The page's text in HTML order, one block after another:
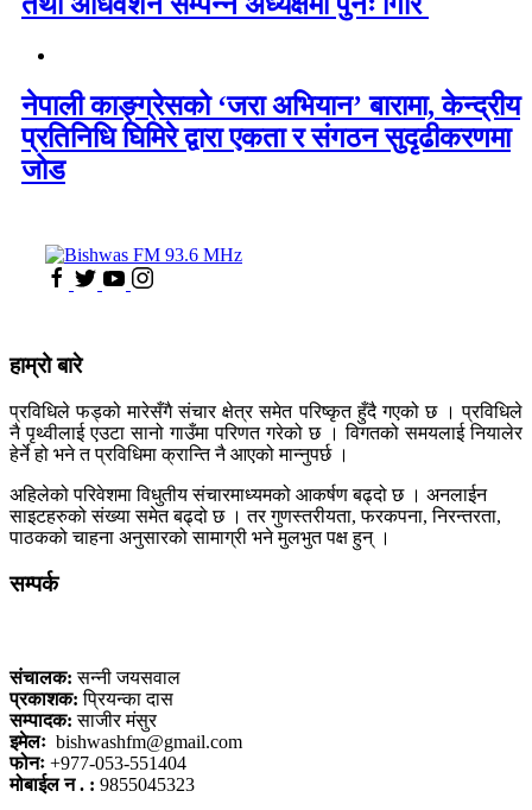
नेपाली काङ्ग्रेसको ‘जरा अभियान’ बारामा, केन्द्रीय
प्रतिनिधि घिमिरे द्वारा एकता र संगठन सुदृढीकरणमा
जोड
हाम्रो बारे
प्रविधिले फड्को मारेसँगै संचार क्षेत्र समेत परिष्कृत हुँदै गएको छ । प्रविधिले
नै पृथ्वीलाई एउटा सानो गाउँमा परिणत गरेको छ । विगतको समयलाई नियालेर
हेर्ने हो भने त प्रविधिमा क्रान्ति नै आएको मान्नुपर्छ ।
अहिलेको परिवेशमा विधुतीय संचारमाध्यमको आकर्षण बढ्दो छ । अनलाईन
साइटहरुको संख्या समेत बढ्दो छ । तर गुणस्तरीयता, फरकपना, निरन्तरता,
पाठकको चाहना अनुसारको सामाग्री भने मुलभुत पक्ष हुन् ।
सम्पर्क
संचालक: सन्नी जयसवाल
प्रकाशक: प्रियन्का दास
सम्पादक: साजीर मंसुर
इमेलः bishwashfm@gmail.com
फोनः +977-053-551404
मोबाईल न . : 9855045323